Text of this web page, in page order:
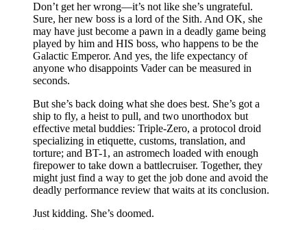
Don’t get her wrong—it’s not like she’s ungrateful.
Sure, her new boss is a lord of the Sith. And OK, she
may have just become a pawn in a deadly game being
played by him and HIS boss, who happens to be the
Galactic Emperor. And yes, the life expectancy of
anyone who disappoints Vader can be measured in
seconds.
But she’s back doing what she does best. She’s got a
ship to fly, a heist to pull, and two unorthodox but
effective metal buddies: Triple-Zero, a protocol droid
specializing in etiquette, customs, translation, and
torture; and BT-1, an astromech loaded with enough
firepower to take down a battlecruiser. Together, they
might just find a way to get the job done and avoid the
deadly performance review that waits at its conclusion.
Just kidding. She’s doomed.